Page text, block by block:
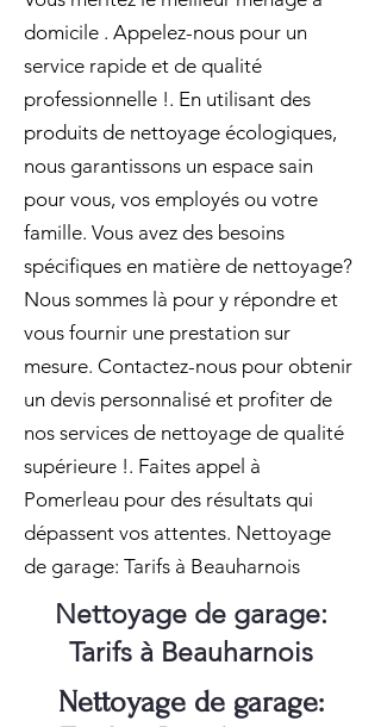
domicile . Appelez-nous pour un
service rapide et de qualité
professionnelle !. En utilisant des
produits de nettoyage écologiques,
nous garantissons un espace sain
pour vous, vos employés ou votre
famille. Vous avez des besoins
spécifiques en matière de nettoyage?
Nous sommes là pour y répondre et
vous fournir une prestation sur
mesure. Contactez-nous pour obtenir
un devis personnalisé et profiter de
nos services de nettoyage de qualité
supérieure !. Faites appel à
Pomerleau pour des résultats qui
dépassent vos attentes. Nettoyage
de garage: Tarifs à Beauharnois
Nettoyage de garage:
Tarifs à Beauharnois
Nettoyage de garage: